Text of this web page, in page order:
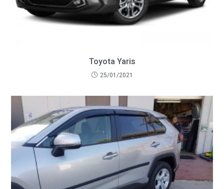
Toyota Yaris
25/01/2021